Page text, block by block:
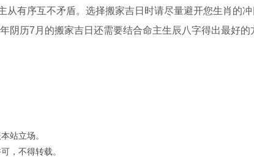
从有序互不矛盾。选择搬家吉日时请尽量避开您生肖的
阴历7月的搬家吉日还需要结合命主生辰八字得出最好的
站立场。
，不得转载。